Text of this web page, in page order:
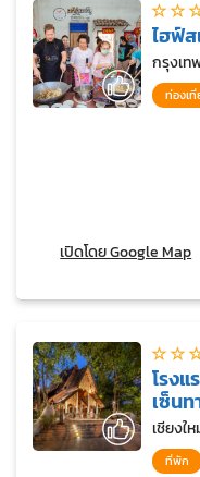
ไฮฟ์
กรุงเท
ท่องเ
เปิดโดย Google Map
โรง
เซ็น
เชียงใ
ที่พัก